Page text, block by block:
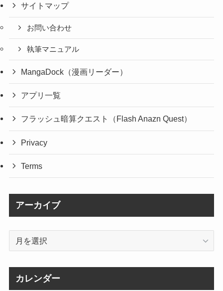
サイトマップ
お問い合わせ
執筆マニュアル
MangaDock（漫画リーダー）
アプリ一覧
フラッシュ暗算クエスト（Flash Anazn Quest）
Privacy
Terms
アーカイブ
カレンダー